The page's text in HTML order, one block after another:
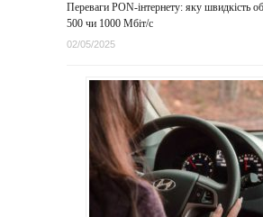
Переваги PON-інтернету: яку швидкість
500 чи 1000 Мбіт/с
02/05/2025